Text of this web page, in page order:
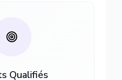
Qualifiés